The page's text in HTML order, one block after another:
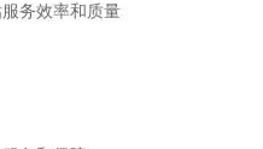
务效率和质量